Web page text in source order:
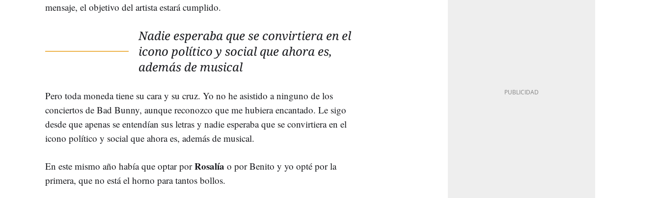
mensaje, el objetivo del artista estará cumplido.
Nadie esperaba que se convirtiera en el
icono político y social que ahora es,
además de musical
Pero toda moneda tiene su cara y su cruz. Yo no he asistido a ninguno de los
conciertos de Bad Bunny, aunque reconozco que me hubiera encantado. Le sigo
desde que apenas se entendían sus letras y nadie esperaba que se convirtiera en el
icono político y social que ahora es, además de musical.
En este mismo año había que optar porRosalía o por Benito y yo opté por la
primera, que no está el horno para tantos bollos.